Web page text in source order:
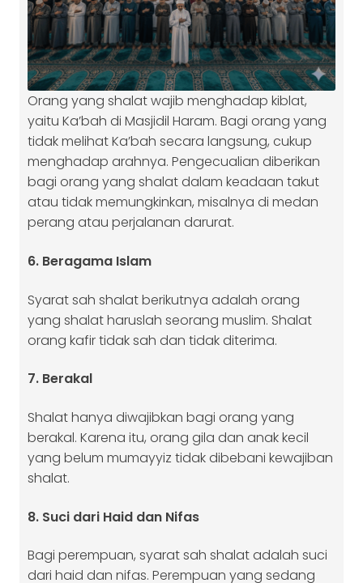
Orang yang shalat wajib menghadap kiblat,
yaitu Ka’bah di Masjidil Haram. Bagi orang yang
tidak melihat Ka’bah secara langsung, cukup
menghadap arahnya. Pengecualian diberikan
bagi orang yang shalat dalam keadaan takut
atau tidak memungkinkan, misalnya di medan
perang atau perjalanan darurat.
6. Beragama Islam
Syarat sah shalat berikutnya adalah orang
yang shalat haruslah seorang muslim. Shalat
orang kafir tidak sah dan tidak diterima.
7. Berakal
Shalat hanya diwajibkan bagi orang yang
berakal. Karena itu, orang gila dan anak kecil
yang belum mumayyiz tidak dibebani kewajiban
shalat.
8. Suci dari Haid dan Nifas
Bagi perempuan, syarat sah shalat adalah suci
dari haid dan nifas. Perempuan yang sedang